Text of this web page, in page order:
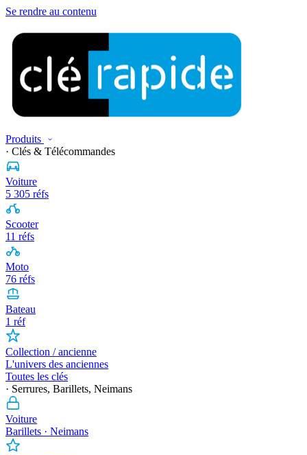
Se rendre au contenu
Produits
· Clés & Télécommandes
Voiture
5 305 réfs
Scooter
11 réfs
Moto
76 réfs
Bateau
1 réf
Collection / ancienne
L'univers des anciennes
Toutes les clés
· Serrures, Barillets, Neimans
Voiture
Barillets · Neimans